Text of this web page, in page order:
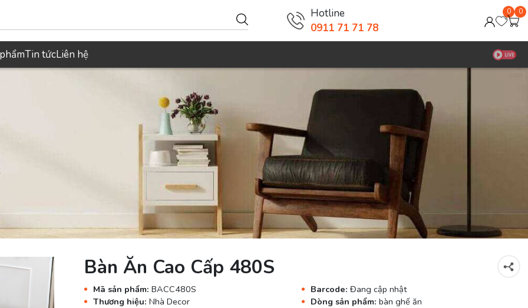
Hotline
0911 71 71 78
0 0
Tin tứcLiên hệ
Bàn Ăn Cao Cấp 480S
Mã sản phẩm: BACC480S Barcode: Đang cập nhật
Thương hiệu: Nhà Decor Dòng sản phẩm: bàn ghế ăn